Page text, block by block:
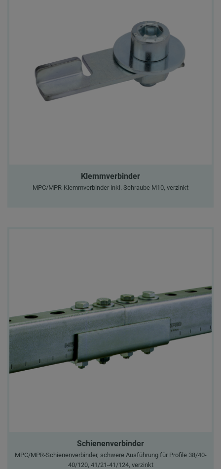
Klemmverbinder
MPC/MPR-Klemmverbinder inkl. Schraube M10, verzinkt
Schienenverbinder
MPC/MPR-Schienenverbinder, schwere Ausführung für Profile 38/40-
40/120, 41/21-41/124, verzinkt